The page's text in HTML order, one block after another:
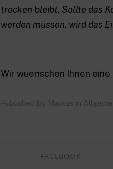
trocken bleibt. Sollte das
werden müssen, wird das
Wir wuenschen Ihnen
Published by Markus in
FACEBOOK